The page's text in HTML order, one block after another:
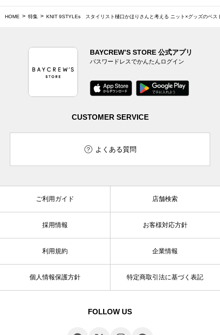
HOME 特集 KNIT 9STYLEs スタイリスト樋口かほりさんと考える ニット×グッズのベス
BAYCREW’S STORE 公式アプリ
パスワードレスでかんたんログイン
CUSTOMER SERVICE
よくある質問
ご利用ガイド 店舗検索
採用情報 お客様対応方針
利用規約 企業情報
個人情報保護方針 特定商取引法に基づく表記
FOLLOW US